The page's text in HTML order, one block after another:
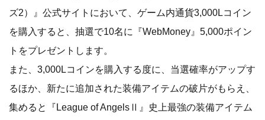
ズ2）』公式サイトにおいて、ゲーム内通貨3,000Lコイン
を購入すると、抽選で10名に『WebMoney』5,000ポイン
トをプレゼントします。
また、3,000Lコインを購入する度に、当選確率がアップす
るほか、新たに追加された装備アイテムの破片がもらえ、
集めると『League of AngelsⅡ』史上最強の装備アイテム